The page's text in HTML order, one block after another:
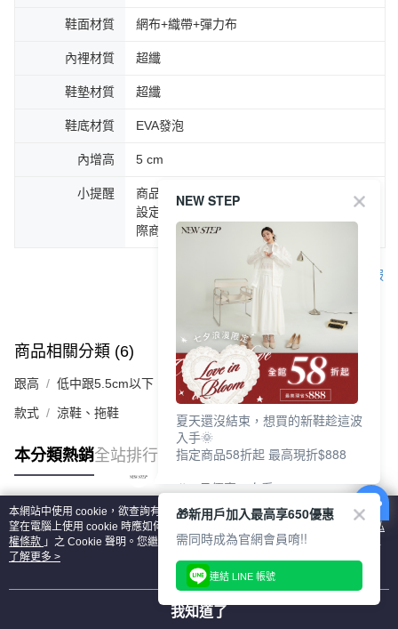
鞋面材質 網布+織帶+彈力布
內裡材質 超纖
鞋墊材質 超纖
鞋底材質 EVA發泡
內增高 5 cm
小提醒
商品圖片顏色會因拍攝燈光環境或個人螢幕
設定不同，而造成部份色差現象，顏色以實
際商品為主。
客服
商品相關分類 (6) 查看全部
跟高 低中跟5.5cm以下
款式 涼鞋、拖鞋
本分類熱銷全站排行
熱門標籤
本網站中使用 cookie，欲查詢有關本網站使用 cookie 方式之詳情，及若您不希
望在電腦上使用 cookie 時應如何變更電腦的 cookie 設定，請參閱本網站「
隱私
權條款 」之 Cookie 聲明。您繼續使用本網站即表示您同意本公司得按本網站使
用條款之 Cookie 聲明使用 cookie。
了解更多 >
我知道了
NEW STEP
夏天還沒結束，想買的新鞋趁這波
入手🌞
指定商品58折起 最高現折$888
🎉 8月優惠一次看
①LINE購物最高10%回饋
②每周限定品現折200
③指定商品58折起 最高現折$888
上班鞋、休閒鞋、涼鞋一次逛齊
好搭、出遊好走、聚會也漂亮
🎁新用戶加入最高享650優惠
需同時成為官網會員唷!!
連結 LINE 帳號